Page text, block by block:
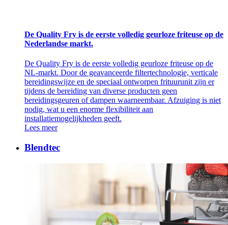
De Quality Fry is de eerste volledig geurloze friteuse op de
Nederlandse markt.
De Quality Fry is de eerste volledig geurloze friteuse op de
NL-markt. Door de geavanceerde filtertechnologie, verticale
bereidingswijze en de speciaal ontworpen frituurunit zijn er
tijdens de bereiding van diverse producten geen
bereidingsgeuren of dampen waarneembaar. Afzuiging is niet
nodig, wat u een enorme flexibiliteit aan
installatiemogelijkheden geeft.
Lees meer
Blendtec